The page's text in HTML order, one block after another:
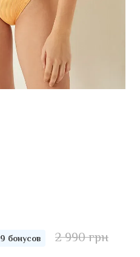
бонусов 2 990 грн